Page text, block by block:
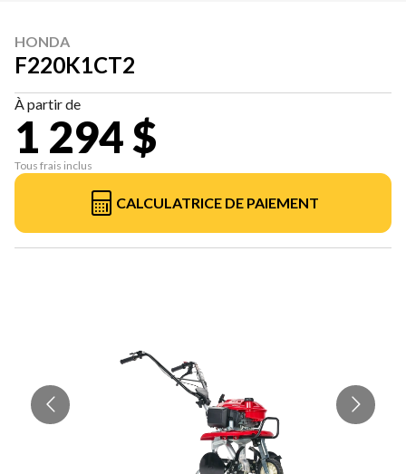
HONDA
F220K1CT2
À partir de
1 294 $
Tous frais inclus
CALCULATRICE DE PAIEMENT